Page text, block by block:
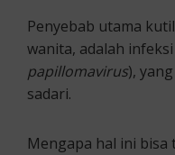
Penyebab utama
wanita, adalah
papillomavirus),
sadari.
Mengapa hal ini bisa